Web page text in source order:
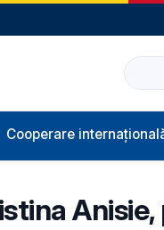
Caută
Cooperare